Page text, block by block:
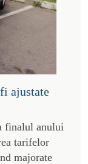
ajustate
finalul anului
tarifelor
majorate